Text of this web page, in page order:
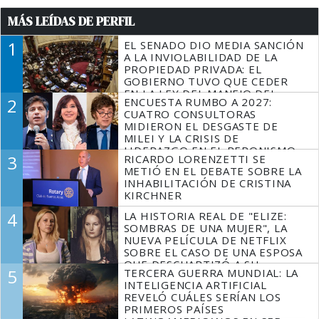
MÁS LEÍDAS DE PERFIL
1
EL SENADO DIO MEDIA SANCIÓN
A LA INVIOLABILIDAD DE LA
PROPIEDAD PRIVADA: EL
GOBIERNO TUVO QUE CEDER
EN LA LEY DEL MANEJO DEL
FUEGO
2
ENCUESTA RUMBO A 2027:
CUATRO CONSULTORAS
MIDIERON EL DESGASTE DE
MILEI Y LA CRISIS DE
LIDERAZGO EN EL PERONISMO
3
RICARDO LORENZETTI SE
METIÓ EN EL DEBATE SOBRE LA
INHABILITACIÓN DE CRISTINA
KIRCHNER
4
LA HISTORIA REAL DE "ELIZE:
SOMBRAS DE UNA MUJER", LA
NUEVA PELÍCULA DE NETFLIX
SOBRE EL CASO DE UNA ESPOSA
QUE DESCUARTIZÓ A SU
MARIDO
5
TERCERA GUERRA MUNDIAL: LA
INTELIGENCIA ARTIFICIAL
REVELÓ CUÁLES SERÍAN LOS
PRIMEROS PAÍSES